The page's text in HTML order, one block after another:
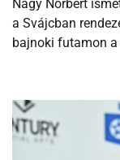
Nagy Norbert
a Svájcban
bajnoki futamon